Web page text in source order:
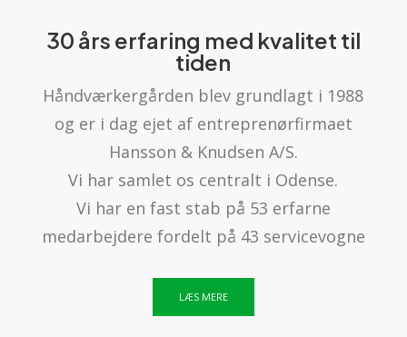
30 års erfaring med kvalitet til
tiden
Håndværkergården blev grundlagt i 1988
og er i dag ejet af entreprenørfirmaet
Hansson & Knudsen A/S.
Vi har samlet os centralt i Odense.
Vi har en fast stab på 53 erfarne
medarbejdere fordelt på 43 servicevogne
LÆS MERE